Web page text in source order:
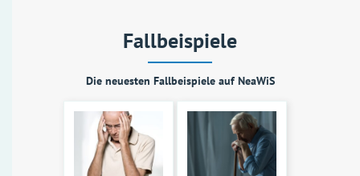
Fallbeispiele
Die neuesten Fallbeispiele auf NeaWiS